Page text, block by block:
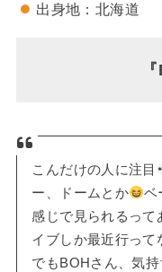
出身地：北海道
こんだけの人に注目
ー、ドームとか
ベ
感じで見られるって
イブしか最近行って
でもBOHさん、気